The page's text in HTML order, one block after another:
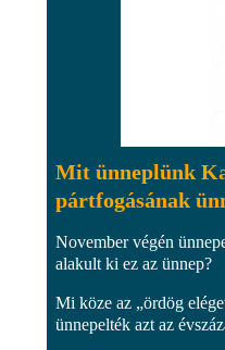
Mit ünneplünk
pártfogásának
November végén
alakult ki ez az ünnep?
Mi köze az „ördög
ünnepelték azt az